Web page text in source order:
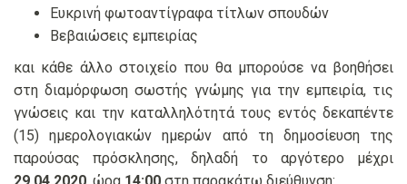
Ευκρινή φωτοαντίγραφα τίτλων σπουδών
Βεβαιώσεις εμπειρίας
και κάθε άλλο στοιχείο που θα μπορούσε να βοηθήσει
στη διαμόρφωση σωστής γνώμης για την εμπειρία, τις
γνώσεις και την καταλληλότητά τους εντός δεκαπέντε
(15) ημερολογιακών ημερών από τη δημοσίευση της
παρούσας πρόσκλησης, δηλαδή το αργότερο μέχρι